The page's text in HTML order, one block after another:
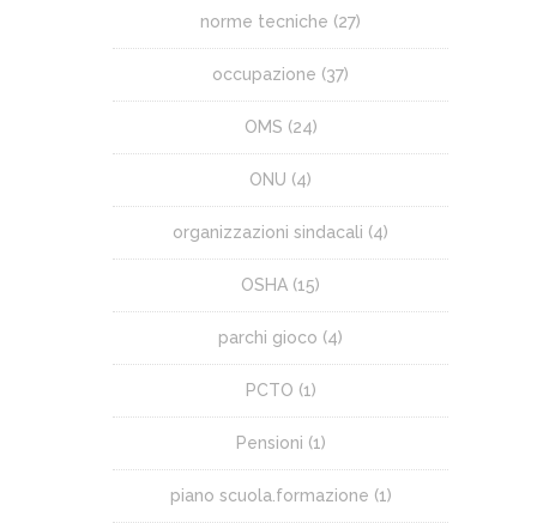
norme tecniche (27)
occupazione (37)
OMS (24)
ONU (4)
organizzazioni sindacali (4)
OSHA (15)
parchi gioco (4)
PCTO (1)
Pensioni (1)
piano scuola.formazione (1)